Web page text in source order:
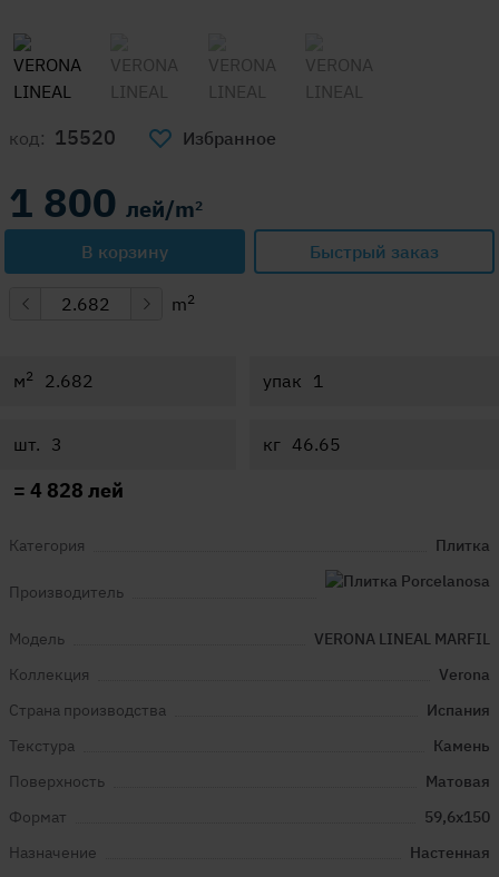
код: 15520 Избранное
1 800 лей/m2
В корзину Быстрый заказ
m2
м2 упак
шт. кг
= 4 828 лей
Категория Плитка
Производитель
Модель
VERONA LINEAL MARFIL
Коллекция
Verona
Страна производства
Испания
Текстура
Камень
Поверхность
Матовая
Формат
59,6x150
Назначение
Настенная